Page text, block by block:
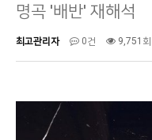
명곡 '배반' 재해석
최고관리자 0건 9,751회